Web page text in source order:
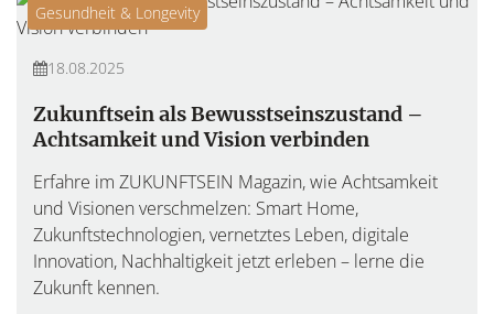
Gesundheit & Longevity
18.08.2025
Zukunftsein als Bewusstseinszustand –
Achtsamkeit und Vision verbinden
Erfahre im ZUKUNFTSEIN Magazin, wie Achtsamkeit
und Visionen verschmelzen: Smart Home,
Zukunftstechnologien, vernetztes Leben, digitale
Innovation, Nachhaltigkeit jetzt erleben – lerne die
Zukunft kennen.